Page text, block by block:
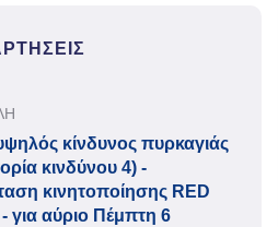
κίνδυνος πυρκαγιάς
κινδύνου 4) -
κινητοποίησης RED
για αύριο Πέμπτη 6